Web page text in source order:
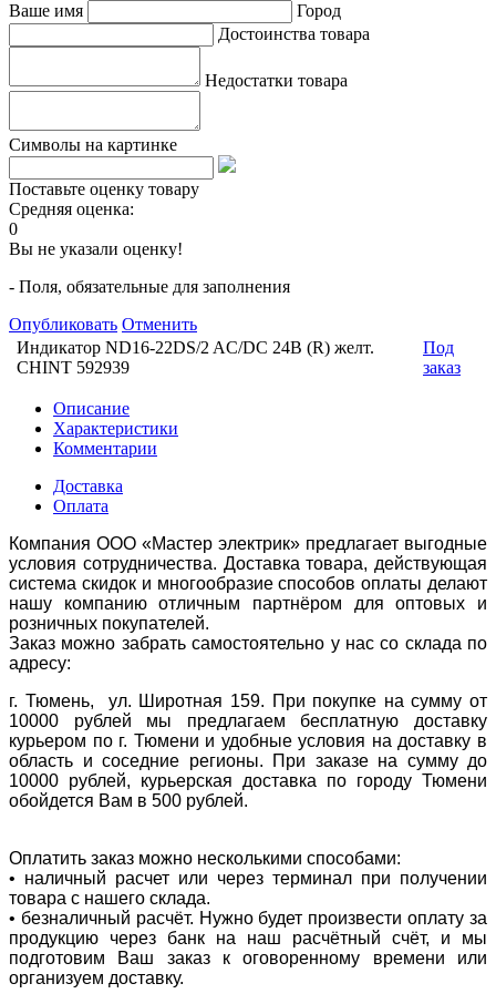
Ваше имя
Город
Достоинства товара
Недостатки товара
Символы на картинке
Поставьте оценку товару
Средняя оценка:
0
Вы не указали оценку!
- Поля, обязательные для заполнения
Опубликовать Отменить
Индикатор ND16-22DS/2 AC/DC 24В (R) желт.
CHINT 592939
Под
заказ
Описание
Характеристики
Комментарии
Доставка
Оплата
Компания ООО «Мастер электрик» предлагает выгодные
условия сотрудничества. Доставка товара, действующая
система скидок и многообразие способов оплаты делают
нашу компанию отличным партнёром для оптовых и
розничных покупателей.
Заказ можно забрать самостоятельно у нас со склада по
адресу:
г. Тюмень, ул. Широтная 159. При покупке на сумму от
10000 рублей мы предлагаем бесплатную доставку
курьером по г. Тюмени и удобные условия на доставку в
область и соседние регионы. При заказе на сумму до
10000 рублей, курьерская доставка по городу Тюмени
обойдется Вам в 500 рублей.
Оплатить заказ можно несколькими способами:
• наличный расчет или через терминал при получении
товара с нашего склада.
• безналичный расчёт. Нужно будет произвести оплату за
продукцию через банк на наш расчётный счёт, и мы
подготовим Ваш заказ к оговоренному времени или
организуем доставку.